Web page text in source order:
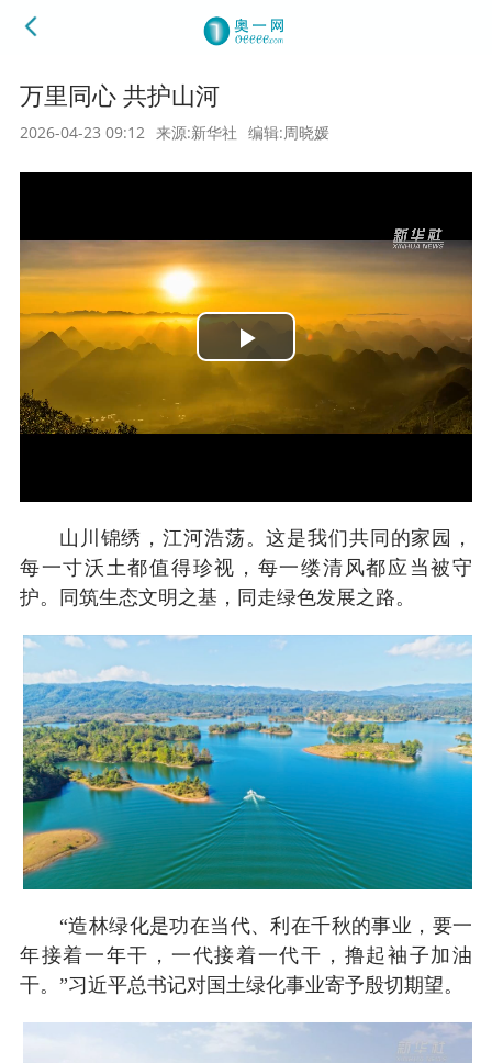
万里同心 共护山河
2026-04-23 09:12 来源:新华社 编辑:周晓媛
Play
Video
山川锦绣，江河浩荡。这是我们共同的家园，
每一寸沃土都值得珍视，每一缕清风都应当被守
护。同筑生态文明之基，同走绿色发展之路。
“造林绿化是功在当代、利在千秋的事业，要一
年接着一年干，一代接着一代干，撸起袖子加油
干。”习近平总书记对国土绿化事业寄予殷切期望。